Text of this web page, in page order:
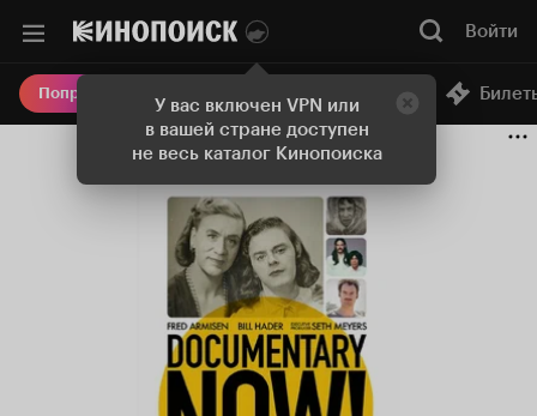
У вас включен VPN или
в вашей стране доступен
не весь каталог Кинопоиска
Войти
Попробовать Плюс Онлайн-кинотеатр